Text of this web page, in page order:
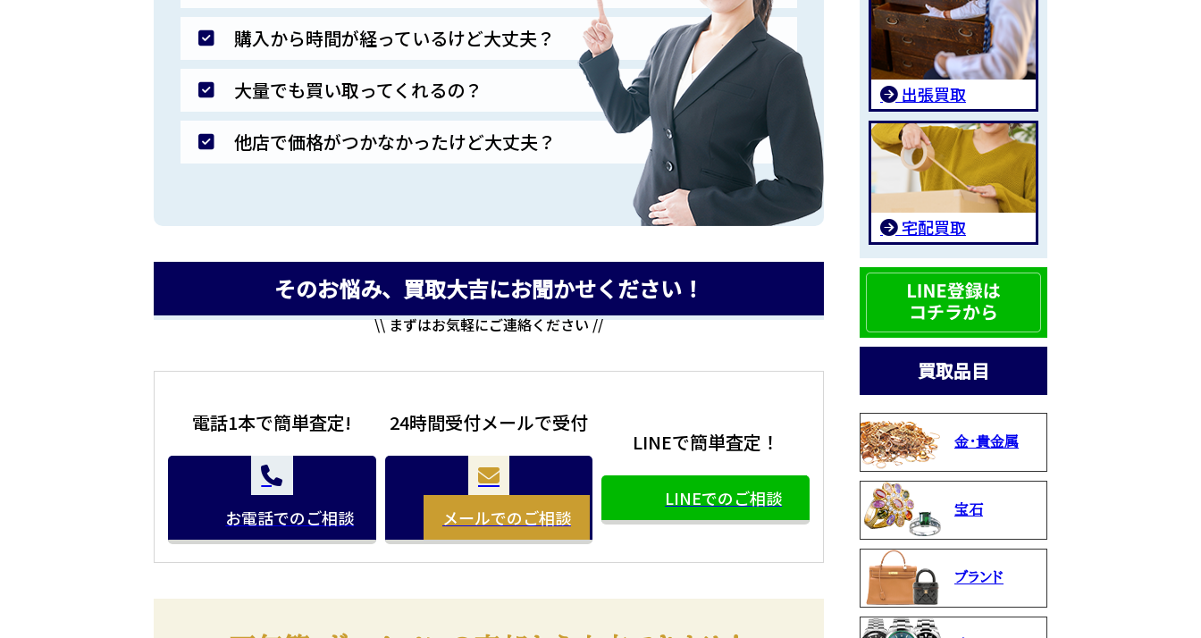
購入から時間が経っているけど大丈夫？
大量でも買い取ってくれるの？
他店で価格がつかなかったけど大丈夫？
そのお悩み、買取大吉にお聞かせください！
\\ まずはお気軽にご連絡ください //
電話1本で簡単査定!
お電話でのご相談
24時間受付メールで受付
メールでのご相談
LINEで簡単査定！
LINEでのご相談
出張買取
宅配買取
買取品目
金・貴金属
宝石
ブランド